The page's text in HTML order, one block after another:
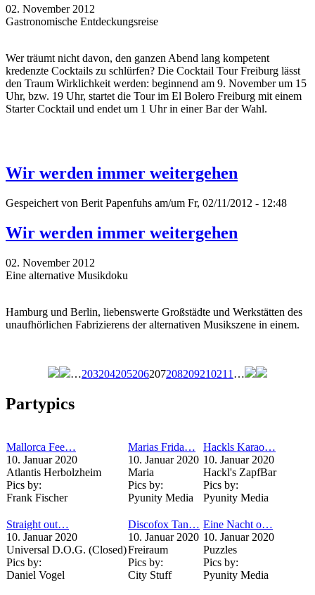
02. November 2012
Gastronomische Entdeckungsreise
Wer träumt nicht davon, den ganzen Abend lang kompetent
kredenzte Cocktails zu schlürfen? Die Cocktail Tour Freiburg lässt
den Traum Wirklichkeit werden: beginnend am 9. November um 15
Uhr, bzw. 19 Uhr, startet die Tour im El Bolero Freiburg mit einem
Starter Cocktail und endet um 1 Uhr in einer Bar der Wahl.
Wir werden immer weitergehen
Gespeichert von Berit Papenfuhs am/um Fr, 02/11/2012 - 12:48
Wir werden immer weitergehen
02. November 2012
Eine alternative Musikdoku
Hamburg und Berlin, liebenswerte Großstädte und Werkstätten des
unaufhörlichen Fabrizierens der alternativen Musikszene in einem.
…203204205206207208209210211 …
Partypics
Mallorca Fee…
10. Januar 2020
Atlantis Herbolzheim
Pics by:
Frank Fischer
Marias Frida…
10. Januar 2020
Maria
Pics by:
Pyunity Media
Hackls Karao…
10. Januar 2020
Hackl's ZapfBar
Pics by:
Pyunity Media
Straight out…
10. Januar 2020
Universal D.O.G. (Closed)
Pics by:
Daniel Vogel
Discofox Tan…
10. Januar 2020
Freiraum
Pics by:
City Stuff
Eine Nacht o…
10. Januar 2020
Puzzles
Pics by:
Pyunity Media